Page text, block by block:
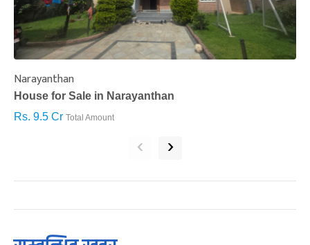
Narayanthan
House for Sale in Narayanthan
Rs. 9.5 Cr Total Amount
‹ ›